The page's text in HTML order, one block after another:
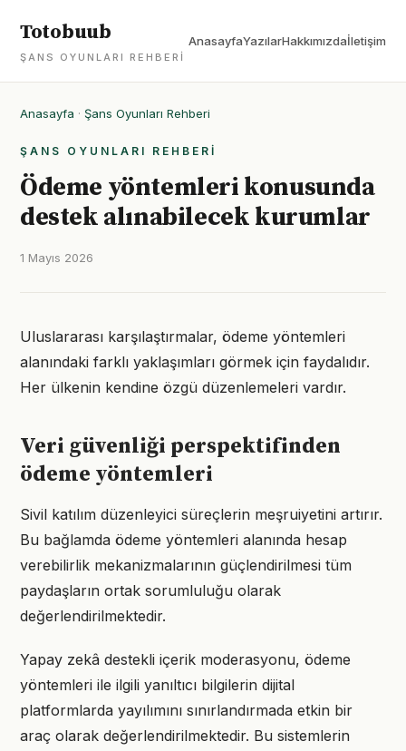
Totobuub
ŞANS OYUNLARI REHBERI
AnasayfaYazılarHakkımızdaİletişim
Anasayfa · Şans Oyunları Rehberi
ŞANS OYUNLARI REHBERI
Ödeme yöntemleri konusunda
destek alınabilecek kurumlar
1 Mayıs 2026
Uluslararası karşılaştırmalar, ödeme yöntemleri
alanındaki farklı yaklaşımları görmek için faydalıdır.
Her ülkenin kendine özgü düzenlemeleri vardır.
Veri güvenliği perspektifinden
ödeme yöntemleri
Sivil katılım düzenleyici süreçlerin meşruiyetini artırır.
Bu bağlamda ödeme yöntemleri alanında hesap
verebilirlik mekanizmalarının güçlendirilmesi tüm
paydaşların ortak sorumluluğu olarak
değerlendirilmektedir.
Yapay zekâ destekli içerik moderasyonu, ödeme
yöntemleri ile ilgili yanıltıcı bilgilerin dijital
platformlarda yayılımını sınırlandırmada etkin bir
araç olarak değerlendirilmektedir. Bu sistemlerin